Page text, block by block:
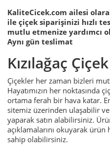
KaliteCicek.com ailesi
ile çiçek siparişinizi hızlı
mutlu etmenize yardımcı
Aynı gün teslimat
Kızılağaç
Çiçekler her zaman bizleri
Hayatımızın her noktasında
ortama ferah bir hava katar.
sitemiz üzerinden ulaşabilir
yaparak satın alabilirsiniz.
açıklamalarını okuyarak
sahip olabilirsiniz.